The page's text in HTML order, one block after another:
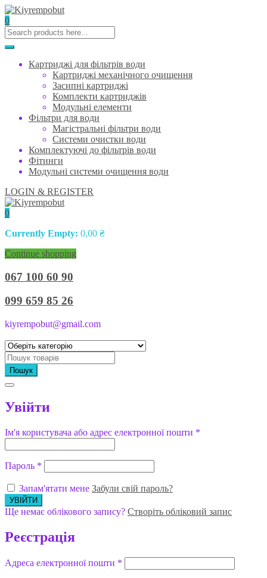
0
Картриджі для фільтрів води
Картриджі механічного очищення
Засипні картриджі
Комплекти картриджів
Модульні елементи
Фільтри для води
Магістральні фільтри води
Системи очистки води
Комплектуючі до фільтрів води
Фітинги
Модульні системи очищення води
LOGIN & REGISTER
0
Currently Empty: 0,00 ₴
Continue shopping
067 100 60 90
099 659 85 26
kiyrempobut@gmail.com
Пошук
Увійти
Ім'я користувача або адрес електронної пошти *
Пароль *
Запам'ятати мене Забули свій пароль?
Ще немає облікового запису? Створіть обліковий запис
Реєстрація
Адреса електронної пошти *